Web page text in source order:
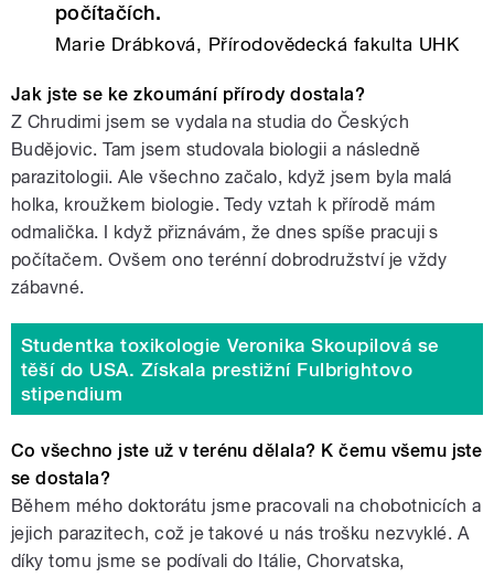
počítačích.
Marie Drábková, Přírodovědecká fakulta UHK
Jak jste se ke zkoumání přírody dostala?
Z Chrudimi jsem se vydala na studia do Českých
Budějovic. Tam jsem studovala biologii a následně
parazitologii. Ale všechno začalo, když jsem byla malá
holka, kroužkem biologie. Tedy vztah k přírodě mám
odmalička. I když přiznávám, že dnes spíše pracuji s
počítačem. Ovšem ono terénní dobrodružství je vždy
zábavné.
Studentka toxikologie Veronika Skoupilová se
těší do USA. Získala prestižní Fulbrightovo
stipendium
Co všechno jste už v terénu dělala? K čemu všemu jste
se dostala?
Během mého doktorátu jsme pracovali na chobotnicích a
jejich parazitech, což je takové u nás trošku nezvyklé. A
díky tomu jsme se podívali do Itálie, Chorvatska,